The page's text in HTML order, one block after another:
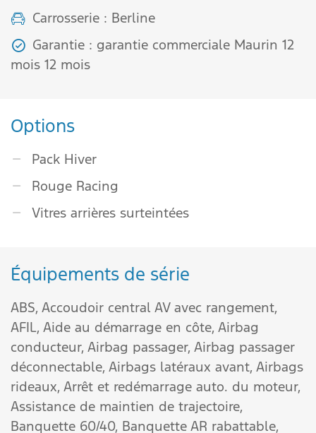
Carrosserie : Berline
Garantie : garantie commerciale Maurin 12
mois 12 mois
Options
Pack Hiver
Rouge Racing
Vitres arrières surteintées
Équipements de série
ABS, Accoudoir central AV avec rangement,
AFIL, Aide au démarrage en côte, Airbag
conducteur, Airbag passager, Airbag passager
déconnectable, Airbags latéraux avant, Airbags
rideaux, Arrêt et redémarrage auto. du moteur,
Assistance de maintien de trajectoire,
Banquette 60/40, Banquette AR rabattable,